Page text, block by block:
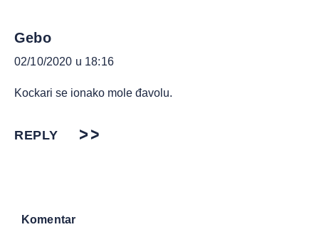
Gebo
02/10/2020 u 18:16
Kockari se ionako mole đavolu.
REPLY
Komentar